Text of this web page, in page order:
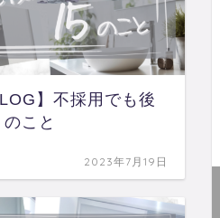
】不採用でも後
こと
2023年7月19日